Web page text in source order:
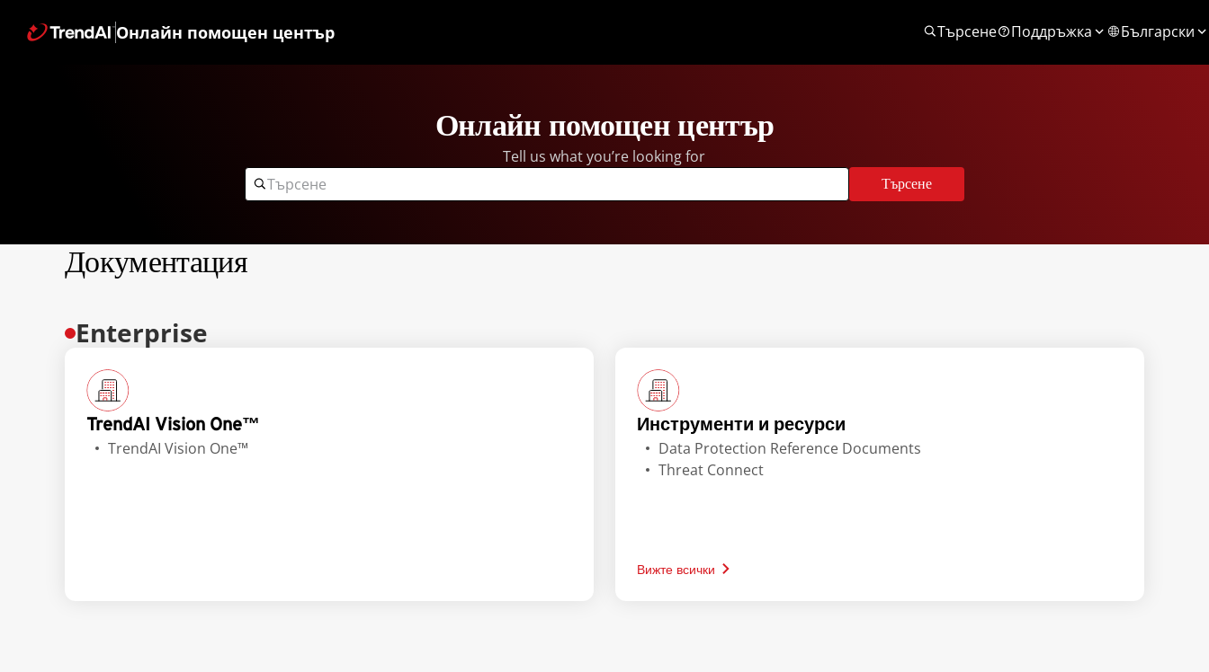
Онлайн помощен център Търсене Поддръжка Български
Онлайн помощен център
Tell us what you’re looking for
Търсене
Документация
Enterprise
TrendAI Vision One™
TrendAI Vision One™
Инструменти и ресурси
Data Protection Reference Documents
Threat Connect
Вижте всички